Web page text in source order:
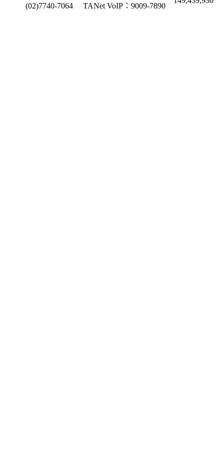
(02)7740-7064 TANet VoIP：9009-7890